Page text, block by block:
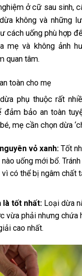
ở cữ sau sinh,
không và những
cách uống phù hợp
mẹ và không ảnh
quan tâm.
toàn cho mẹ
phụ thuộc rất
đảm bảo an toàn
mẹ cần chọn dừa
vỏ xanh:Tốt
uống mới bổ.
có thể bị ngâm chất
là tốt nhất:Loại dừa
vừa phải nhưng chứa
cao nhất.